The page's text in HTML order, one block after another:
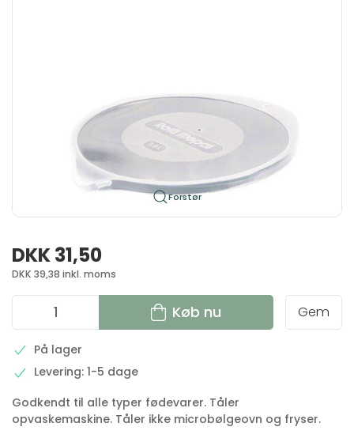
Forstør
DKK 31,50
DKK 39,38 inkl. moms
Køb nu Gem
På lager
Levering: 1-5 dage
Godkendt til alle typer fødevarer. Tåler
opvaskemaskine. Tåler ikke microbølgeovn og fryser.